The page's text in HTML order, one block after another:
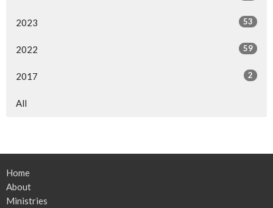
2023 53
2022 59
2017 2
All
Home
About
Ministries